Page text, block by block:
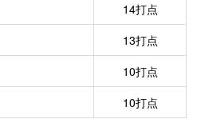
14打点
13打点
10打点
10打点